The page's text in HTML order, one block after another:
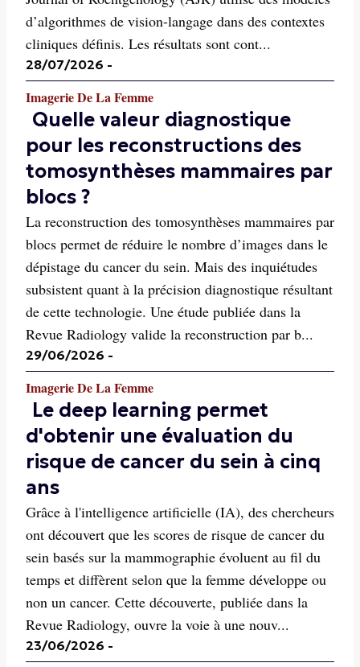
d’algorithmes de vision-langage dans des contextes
cliniques définis. Les résultats sont cont...
28/07/2026 -
Imagerie De La Femme
Quelle valeur diagnostique
pour les reconstructions des
tomosynthèses mammaires par
blocs ?
La reconstruction des tomosynthèses mammaires par
blocs permet de réduire le nombre d’images dans le
dépistage du cancer du sein. Mais des inquiétudes
subsistent quant à la précision diagnostique résultant
de cette technologie. Une étude publiée dans la
Revue Radiology valide la reconstruction par b...
29/06/2026 -
Imagerie De La Femme
Le deep learning permet
d'obtenir une évaluation du
risque de cancer du sein à cinq
ans
Grâce à l'intelligence artificielle (IA), des chercheurs
ont découvert que les scores de risque de cancer du
sein basés sur la mammographie évoluent au fil du
temps et diffèrent selon que la femme développe ou
non un cancer. Cette découverte, publiée dans la
Revue Radiology, ouvre la voie à une nouv...
23/06/2026 -